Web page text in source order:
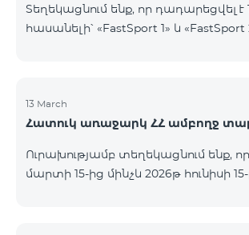
Տեղեկացնում ենք, որ դադարեցվել է
հասանելի՝ «FastSport 1» և
Հարցերի կամ լրացուցիչ
համար խնդրում ենք դիմել «Ֆասթ
13 March
Հատուկ առաջարկ ՀՀ ամբողջ
Ուրախությամբ տեղեկացնում ենք,
մարտի 15-ից մինչև 2026թ հունիսի